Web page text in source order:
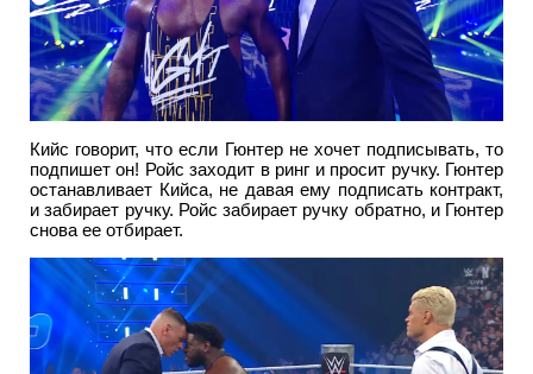
Кийс говорит, что если Гюнтер не хочет подписывать, то
подпишет он! Ройс заходит в ринг и просит ручку. Гюнтер
останавливает Кийса, не давая ему подписать контракт,
и забирает ручку. Ройс забирает ручку обратно, и Гюнтер
снова ее отбирает.